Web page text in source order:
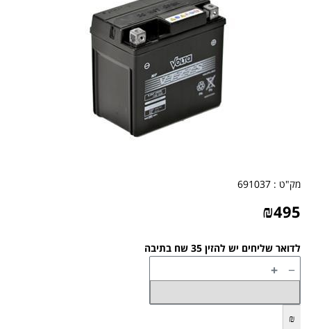
מק"ט : 691037
₪495
לדואר שליחים יש להזין 35 שח בתיבה
−
+
₪